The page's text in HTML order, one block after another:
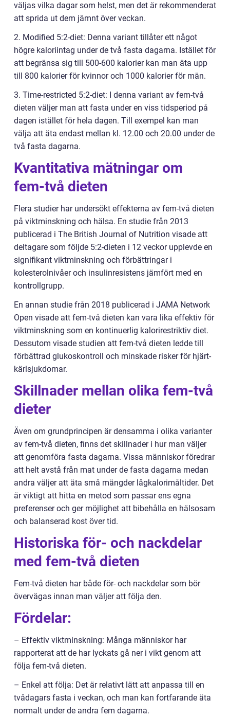
väljas vilka dagar som helst, men det är rekommenderat
att sprida ut dem jämnt över veckan.
2. Modified 5:2-diet: Denna variant tillåter ett något
högre kaloriintag under de två fasta dagarna. Istället för
att begränsa sig till 500-600 kalorier kan man äta upp
till 800 kalorier för kvinnor och 1000 kalorier för män.
3. Time-restricted 5:2-diet: I denna variant av fem-två
dieten väljer man att fasta under en viss tidsperiod på
dagen istället för hela dagen. Till exempel kan man
välja att äta endast mellan kl. 12.00 och 20.00 under de
två fasta dagarna.
Kvantitativa mätningar om
fem-två dieten
Flera studier har undersökt effekterna av fem-två dieten
på viktminskning och hälsa. En studie från 2013
publicerad i The British Journal of Nutrition visade att
deltagare som följde 5:2-dieten i 12 veckor upplevde en
signifikant viktminskning och förbättringar i
kolesterolnivåer och insulinresistens jämfört med en
kontrollgrupp.
En annan studie från 2018 publicerad i JAMA Network
Open visade att fem-två dieten kan vara lika effektiv för
viktminskning som en kontinuerlig kalorirestriktiv diet.
Dessutom visade studien att fem-två dieten ledde till
förbättrad glukoskontroll och minskade risker för hjärt-
kärlsjukdomar.
Skillnader mellan olika fem-två
dieter
Även om grundprincipen är densamma i olika varianter
av fem-två dieten, finns det skillnader i hur man väljer
att genomföra fasta dagarna. Vissa människor föredrar
att helt avstå från mat under de fasta dagarna medan
andra väljer att äta små mängder lågkalorimåltider. Det
är viktigt att hitta en metod som passar ens egna
preferenser och ger möjlighet att bibehålla en hälsosam
och balanserad kost över tid.
Historiska för- och nackdelar
med fem-två dieten
Fem-två dieten har både för- och nackdelar som bör
övervägas innan man väljer att följa den.
Fördelar:
– Effektiv viktminskning: Många människor har
rapporterat att de har lyckats gå ner i vikt genom att
följa fem-två dieten.
– Enkel att följa: Det är relativt lätt att anpassa till en
tvådagars fasta i veckan, och man kan fortfarande äta
normalt under de andra fem dagarna.